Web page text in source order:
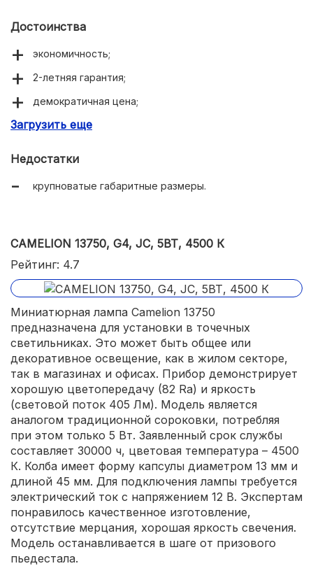
Достоинства
экономичность;
2-летняя гарантия;
демократичная цена;
яркое свечение.
Загрузить еще
Недостатки
крупноватые габаритные размеры.
CAMELION 13750, G4, JC, 5ВТ, 4500 К
Рейтинг: 4.7
Миниатюрная лампа Camelion 13750
предназначена для установки в точечных
светильниках. Это может быть общее или
декоративное освещение, как в жилом секторе,
так в магазинах и офисах. Прибор демонстрирует
хорошую цветопередачу (82 Ra) и яркость
(световой поток 405 Лм). Модель является
аналогом традиционной сороковки, потребляя
при этом только 5 Вт. Заявленный срок службы
составляет 30000 ч, цветовая температура – 4500
К. Колба имеет форму капсулы диаметром 13 мм и
длиной 45 мм. Для подключения лампы требуется
электрический ток с напряжением 12 В. Экспертам
понравилось качественное изготовление,
отсутствие мерцания, хорошая яркость свечения.
Модель останавливается в шаге от призового
пьедестала.